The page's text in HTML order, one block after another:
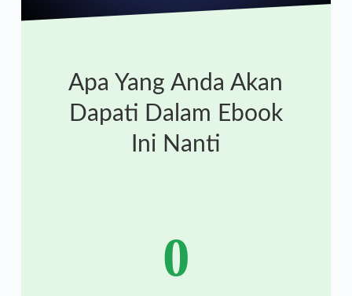
Apa Yang Anda Akan
Dapati Dalam Ebook
Ini Nanti
0